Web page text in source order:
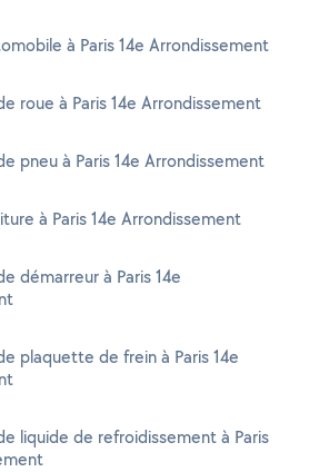
à Paris 14e Arrondissement
roue à Paris 14e Arrondissement
pneu à Paris 14e Arrondissement
à Paris 14e Arrondissement
démarreur à Paris 14e
plaquette de frein à Paris 14e
liquide de refroidissement à Paris